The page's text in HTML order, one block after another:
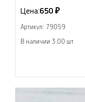
Цена:650 ₽
Артикул: 79059
В наличии 3.00 шт